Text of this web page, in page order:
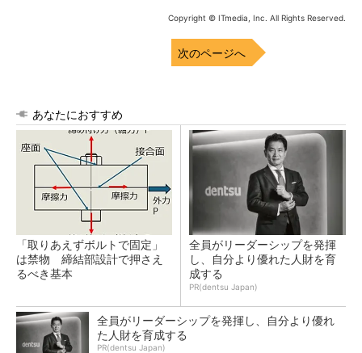
Copyright © ITmedia, Inc. All Rights Reserved.
次のページへ
あなたにおすすめ
「取りあえずボルトで固定」
は禁物 締結部設計で押さえ
るべき基本
全員がリーダーシップを発揮
し、自分より優れた人財を育
成する
PR(dentsu Japan)
全員がリーダーシップを発揮し、自分より優れ
た人財を育成する
PR(dentsu Japan)